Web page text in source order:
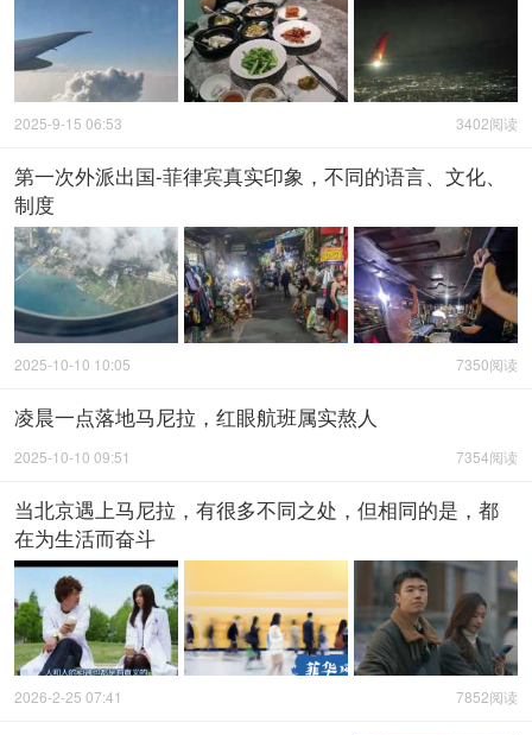
3402阅读
2025-9-15 06:53
第一次外派出国-菲律宾真实印象，不同的语言、文化、
制度
7350阅读
2025-10-10 10:05
凌晨一点落地马尼拉，红眼航班属实熬人
7354阅读
2025-10-10 09:51
当北京遇上马尼拉，有很多不同之处，但相同的是，都
在为生活而奋斗
7852阅读
2026-2-25 07:41